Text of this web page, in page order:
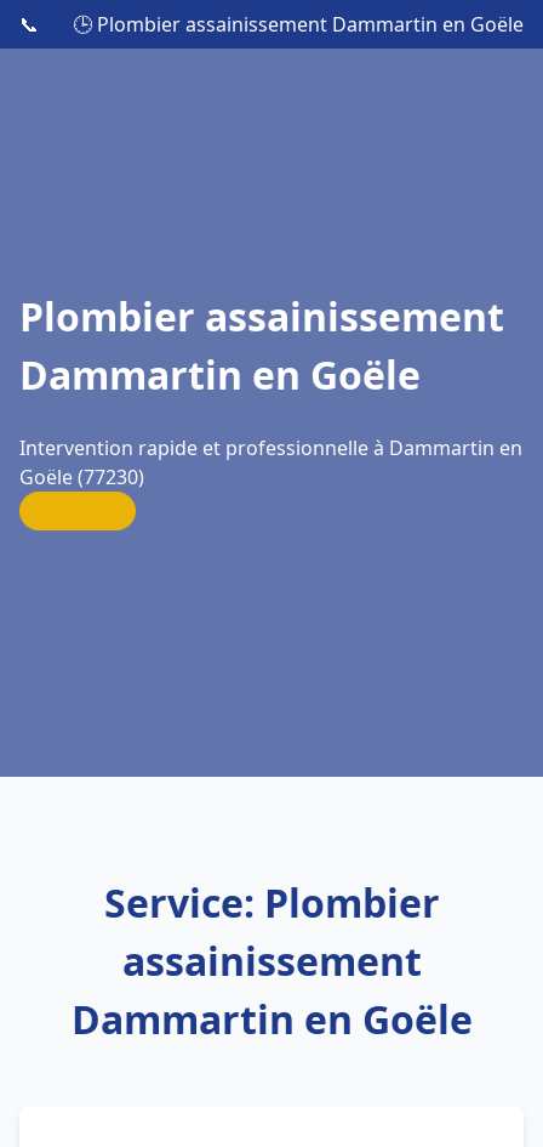
📞 🕒 Plombier assainissement Dammartin en Goële
Plombier assainissement
Dammartin en Goële
Intervention rapide et professionnelle à Dammartin en
Goële (77230)
Service: Plombier
assainissement
Dammartin en Goële